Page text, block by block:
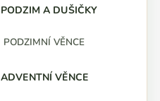
PODZIM A DUŠIČKY
PODZIMNÍ VĚNCE
ADVENTNÍ VĚNCE